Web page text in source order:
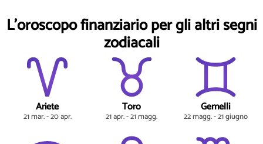
L'oroscopo finanziario per gli altri segni
zodiacali
Ariete
21 mar. - 20 apr.
Toro
21 apr. - 21 magg.
Gemelli
22 magg. - 21 giugno